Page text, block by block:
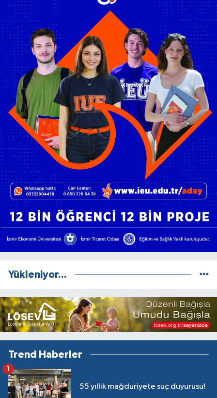
Yükleniyor...
Trend Haberler
55 yıllık mağduriyete suç duyurusu!
1